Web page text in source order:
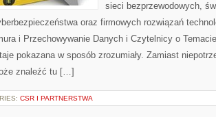
sieci bezprzewodowych,
oraz firmowych rozwiązań
i Przechowywanie Danych i Czytelnicy o
pokazana w sposób zrozumiały. Zamiast
znaleźć tu […]
CSR I PARTNERSTWA